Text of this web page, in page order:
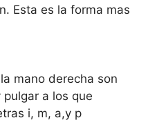
Esta es la forma mas
mano derecha son
a los que
i, m, a,y p